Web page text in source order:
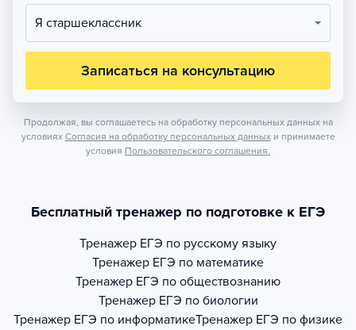
Я старшеклассник
Записаться на консультацию
Продолжая, вы соглашаетесь на обработку персональных данных на
условиях Согласия на обработку персональных данных и принимаете
условия Пользовательского соглашения.
Бесплатный тренажер по подготовке к ЕГЭ
Тренажер ЕГЭ по русскому языку
Тренажер ЕГЭ по математике
Тренажер ЕГЭ по обществознанию
Тренажер ЕГЭ по биологии
Тренажер ЕГЭ по информатикеТренажер ЕГЭ по физике